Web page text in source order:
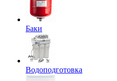
Баки
Водоподготовка